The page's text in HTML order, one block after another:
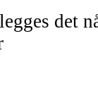
det